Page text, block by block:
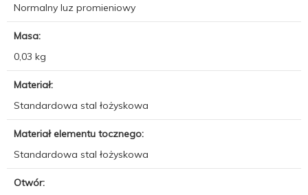
Normalny luz promieniowy
Masa:
0,03 kg
Materiał:
Standardowa stal łożyskowa
Materiał elementu tocznego:
Standardowa stal łożyskowa
Otwór: